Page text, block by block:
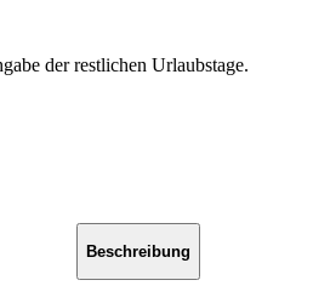
der restlichen Urlaubstage.
Beschreibung